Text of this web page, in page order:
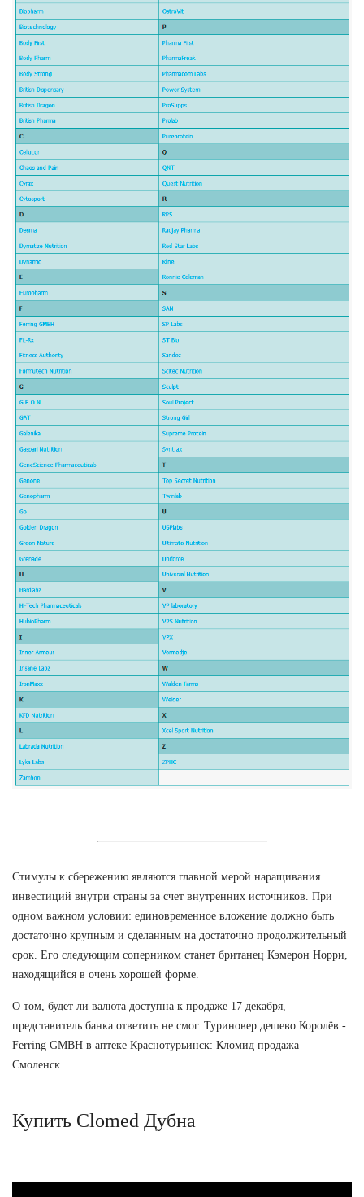
Стимулы к сбережению являются главной мерой наращивания
инвестиций внутри страны за счет внутренних источников. При
одном важном условии: единовременное вложение должно быть
достаточно крупным и сделанным на достаточно продолжительный
срок. Его следующим соперником станет британец Кэмерон Норри,
находящийся в очень хорошей форме.
О том, будет ли валюта доступна к продаже 17 декабря,
представитель банка ответить не смог. Туриновер дешево Королёв -
Ferring GMBH в аптеке Краснотурьинск: Кломид продажа
Смоленск.
Купить Clomed Дубна